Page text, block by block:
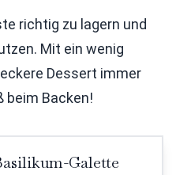
richtig zu lagern und
Mit ein wenig
Dessert immer
beim Backen!
Galette